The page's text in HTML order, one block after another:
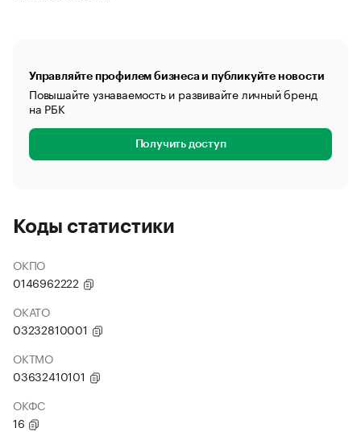
Управляйте профилем бизнеса и публикуйте новости
Повышайте узнаваемость и развивайте личный бренд
на РБК
Получить доступ
Коды статистики
ОКПО
0146962222
ОКАТО
03232810001
ОКТМО
03632410101
ОКФС
16